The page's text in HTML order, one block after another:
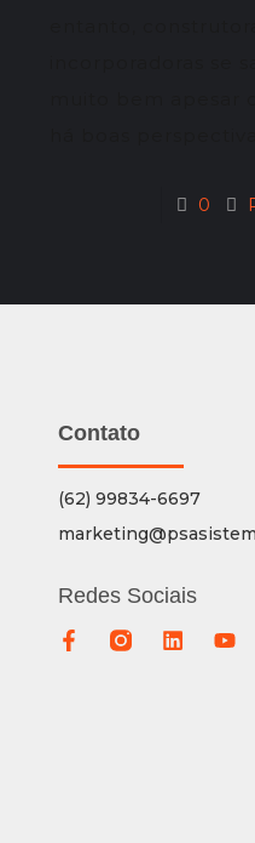
0
Contato
(62) 99834-6697
Redes Sociais